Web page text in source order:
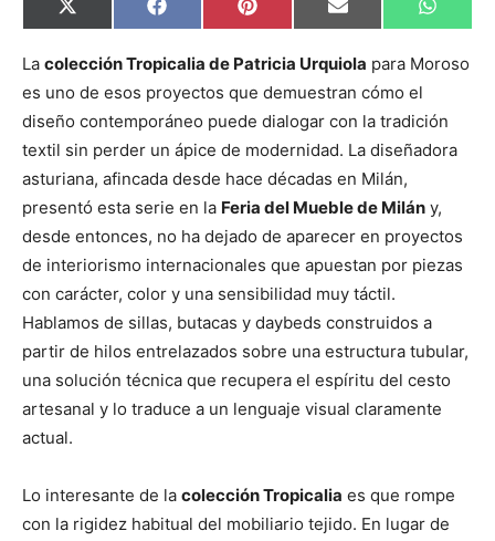
C
o
p
r
r
e
n
X
(
w
t
e
r
)
C
o
p
r
t
i
r
e
n
F
a
e
o
o
k
C
o
p
r
i
r
e
n
P
i
t
r
e
s
t
C
o
p
r
i
r
e
n
E
m
i
C
o
p
t
i
r
e
W
h
t
p
p
La colección Tropicalia de Patricia Urquiola para Moroso
es uno de esos proyectos que demuestran cómo el
diseño contemporáneo puede dialogar con la tradición
textil sin perder un ápice de modernidad. La diseñadora
asturiana, afincada desde hace décadas en Milán,
presentó esta serie en la Feria del Mueble de Milán y,
desde entonces, no ha dejado de aparecer en proyectos
de interiorismo internacionales que apuestan por piezas
con carácter, color y una sensibilidad muy táctil.
Hablamos de sillas, butacas y daybeds construidos a
partir de hilos entrelazados sobre una estructura tubular,
una solución técnica que recupera el espíritu del cesto
artesanal y lo traduce a un lenguaje visual claramente
actual.
Lo interesante de la colección Tropicalia es que rompe
con la rigidez habitual del mobiliario tejido. En lugar de